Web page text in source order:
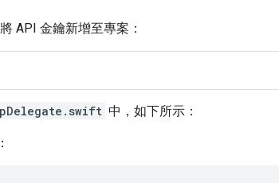
API 金鑰新增至專案：
中，如下所示：